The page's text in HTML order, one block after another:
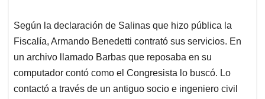
Según la declaración de Salinas que hizo pública la
Fiscalía, Armando Benedetti contrató sus servicios. En
un archivo llamado Barbas que reposaba en su
computador contó como el Congresista lo buscó. Lo
contactó a través de un antiguo socio e ingeniero civil